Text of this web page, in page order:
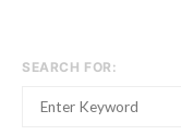
SEARCH FOR: